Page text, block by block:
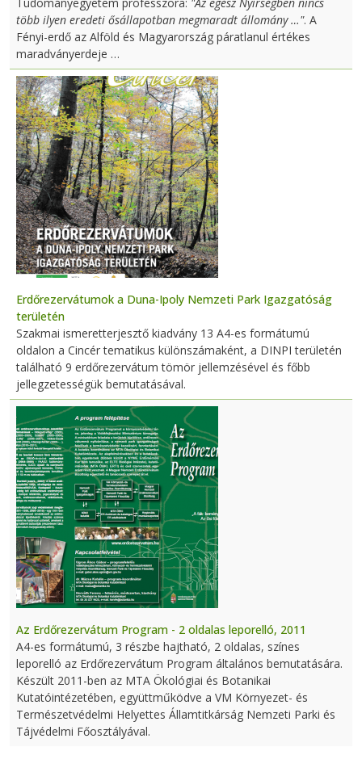
több ilyen eredeti ősállapotban megmaradt állomány …". A
Fényi-erdő az Alföld és Magyarország páratlanul értékes
maradványerdeje …
Erdőrezervátumok a Duna-Ipoly Nemzeti Park Igazgatóság
területén
Szakmai ismeretterjesztő kiadvány 13 A4-es formátumú
oldalon a Cincér tematikus különszámaként, a DINPI területén
található 9 erdőrezervátum tömör jellemzésével és főbb
jellegzetességük bemutatásával.
Az Erdőrezervátum Program - 2 oldalas leporelló, 2011
A4-es formátumú, 3 részbe hajtható, 2 oldalas, színes
leporelló az Erdőrezervátum Program általános bemutatására.
Készült 2011-ben az MTA Ökológiai és Botanikai
Kutatóintézetében, együttműködve a VM Környezet- és
Természetvédelmi Helyettes Államtitkárság Nemzeti Parki és
Tájvédelmi Főosztályával.